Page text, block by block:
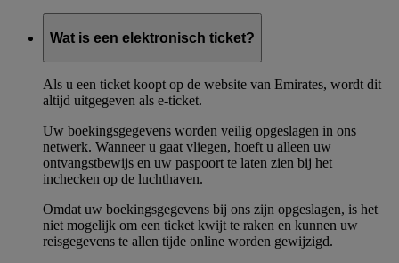
Wat is een elektronisch ticket?
Als u een ticket koopt op de website van Emirates, wordt dit
altijd uitgegeven als e-ticket.
Uw boekingsgegevens worden veilig opgeslagen in ons
netwerk. Wanneer u gaat vliegen, hoeft u alleen uw
ontvangstbewijs en uw paspoort te laten zien bij het
inchecken op de luchthaven.
Omdat uw boekingsgegevens bij ons zijn opgeslagen, is het
niet mogelijk om een ticket kwijt te raken en kunnen uw
reisgegevens te allen tijde online worden gewijzigd.